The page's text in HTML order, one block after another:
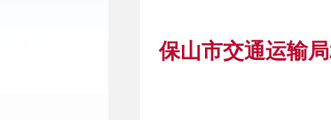
保山市交通运输